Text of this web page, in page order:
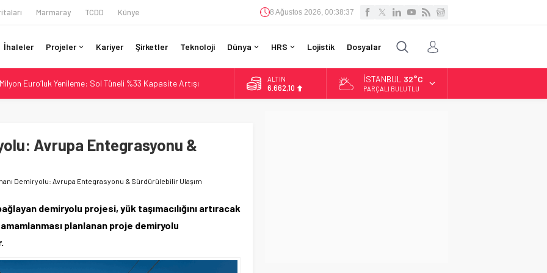
Marmaray TCDD Künye 8 Ağustos 2026, 00:38:38
İhaleler Projeler Kariyer Şirketler Teknoloji Dünya HRS Lojistik Dosyalar
Euro’luk Yenileme: Sol Tüneli %33 Kapasite Artışı
Ama Ulusal Hedef 730 km’ye Düştü
Tramvay İnşaatına Başladı
İtibaren Koltukta Bagaja Kalıcı Yasak, Ceza Yok
ALTIN
6.662,10
İSTANBUL 32°C
PARÇALI BULUTLU
Avrupa Entegrasyonu &
Demiryolu: Avrupa Entegrasyonu & Sürdürülebilir Ulaşım
demiryolu projesi, yük taşımacılığını artıracak
planlanan proje demiryolu